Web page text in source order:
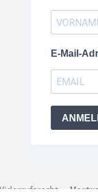
E-Mail-